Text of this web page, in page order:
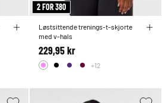
2 FOR 380
Løstsittende trenings-t-skjorte
med v-hals
229,95 kr
+12